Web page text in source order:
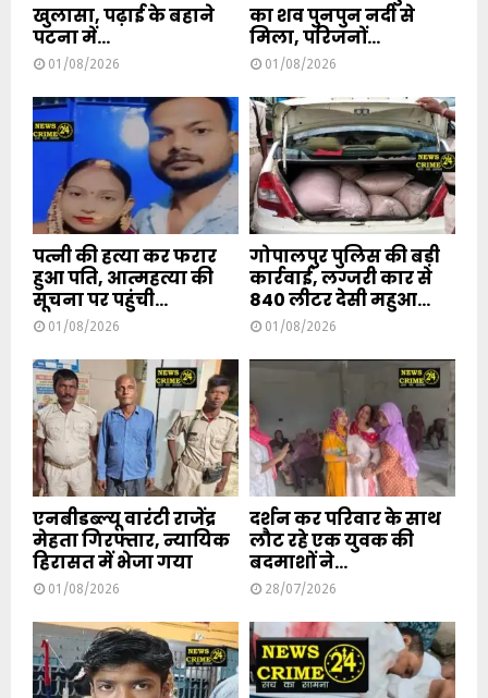
खुलासा, पढ़ाई के बहाने
पटना में...
01/08/2026
का शव पुनपुन नदी से
मिला, परिजनों...
01/08/2026
पत्नी की हत्या कर फरार
हुआ पति, आत्महत्या की
सूचना पर पहुंची...
01/08/2026
गोपालपुर पुलिस की बड़ी
कार्रवाई, लग्जरी कार से
840 लीटर देसी महुआ...
01/08/2026
एनबीडब्ल्यू वारंटी राजेंद्र
मेहता गिरफ्तार, न्यायिक
हिरासत में भेजा गया
01/08/2026
दर्शन कर परिवार के साथ
लौट रहे एक युवक की
बदमाशों ने...
28/07/2026